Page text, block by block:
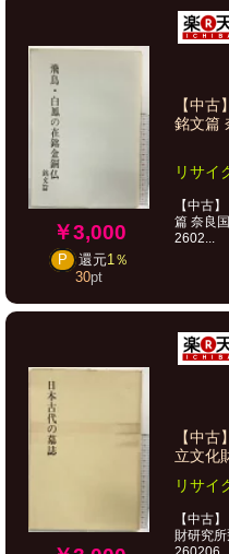
￥3,000
P 還元1％
30pt
【中
銘文篇
リサイ
【中古
篇 奈良
2602...
【中
立文化
リサイ
【中古
財研究